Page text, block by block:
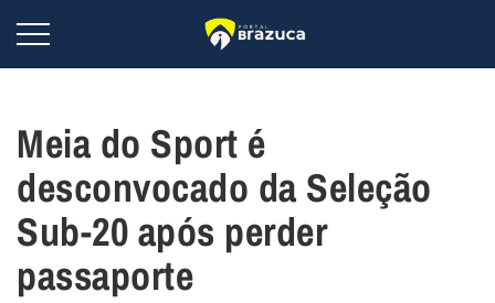
Meia do Sport é
desconvocado da Seleção
Sub-20 após perder
passaporte